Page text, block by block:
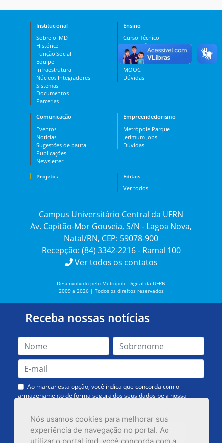
Nós usamos cookies para melhorar sua
experiência de navegação no portal. Ao
utilizar o portal.imd, você concorda com a
Institucional
Sobre o IMD
Histórico
Função Social
Equipe
Infraestrutura
Núcleos Integradores
Sistemas
Documentos
Parcerias
Ensino
Curso Técnico
Graduação
Pós-graduação
PES
MOOC
Dúvidas
Comunicação
Eventos
Notícias
Sugestões de pauta
Publicações
Newsletter
Empreendedorismo
Metrópole Parque
Jerimum Jobs
Dúvidas
Projetos
Editais
Ver todos
Campus Universitário Central da UFRN
Av. Capitão-Mor Gouveia, S/N - Lagoa Nova,
Natal/RN, CEP: 59078-900
Recepção: (84) 3342-2216 - Ramal 100
Ver todos os contatos
Desenvolvido pelo Metrópole Digital da UFRN
2009 a 2026 | Todos os direitos reservados
Receba nossas notícias
Ao marcar esta opção, você indica que concorda com o
armazenamento de forma segura dos seus dados pela nossa